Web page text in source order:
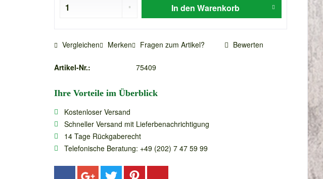
In den Warenkorb
Vergleichen Merken Fragen zum Artikel? Bewerten
Artikel-Nr.: 75409
Ihre Vorteile im Überblick
Kostenloser Versand
Schneller Versand mit Lieferbenachrichtigung
14 Tage Rückgaberecht
Telefonische Beratung: +49 (202) 7 47 59 99